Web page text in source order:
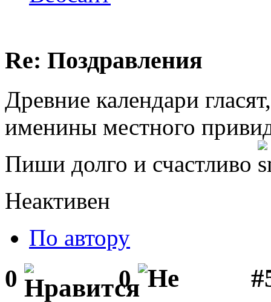
Re: Поздравления
Древние календари
именины местного
Пиши долго и счастливо
Неактивен
По автору
0 0